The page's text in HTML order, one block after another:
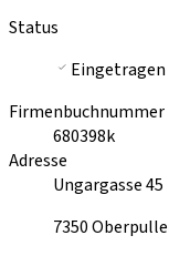
Status
Eingetragen
Firmenbuchnummer
680398k
Adresse
Ungargasse 45
7350